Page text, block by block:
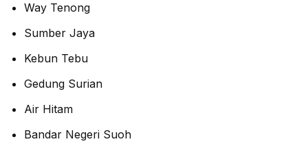
Way Tenong
Sumber Jaya
Kebun Tebu
Gedung Surian
Air Hitam
Bandar Negeri Suoh